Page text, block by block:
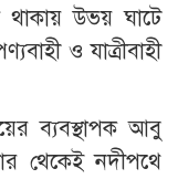
থাকায় উভয় ঘাটে
ও যাত্রীবাহী
ব্যবস্থাপক আবু
থেকেই নদীপথে